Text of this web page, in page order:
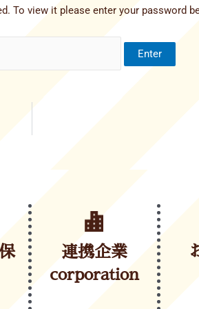
To view it please enter your password
連携企業
corporation